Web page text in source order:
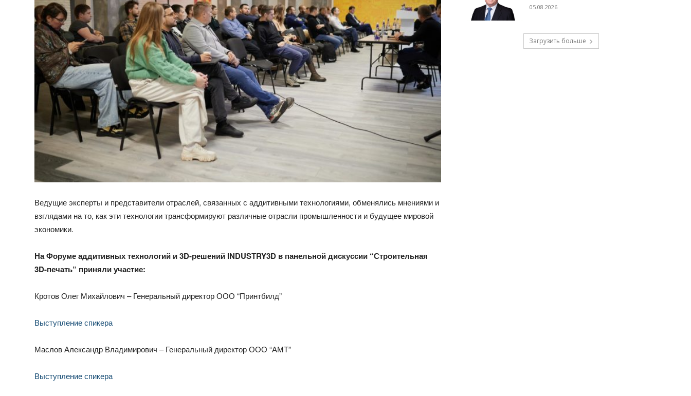
Ведущие эксперты и представители отраслей, связанных с аддитивными технологиями, обменялись мнениями и
взглядами на то, как эти технологии трансформируют различные отрасли промышленности и будущее мировой
экономики.
На Форуме аддитивных технологий и 3D-решений INDUSTRY3D в панельной дискуссии “Строительная
3D-печать” приняли участие:
Кротов Олег Михайлович – Генеральный директор ООО “Принтбилд”
Выступление спикера
Маслов Александр Владимирович – Генеральный директор ООО “АМТ”
Выступление спикера
05.08.2026
Загрузить больше